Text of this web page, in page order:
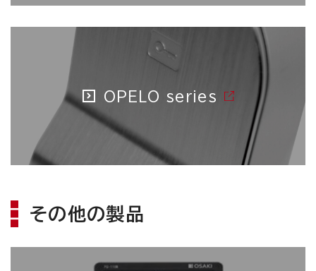
OPELO series
その他の製品